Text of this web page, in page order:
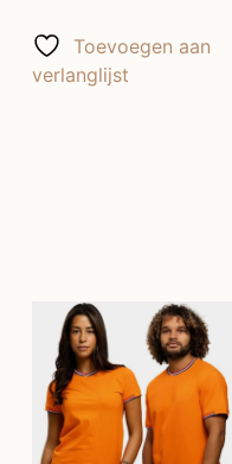
Toevoegen aan
verlanglijst